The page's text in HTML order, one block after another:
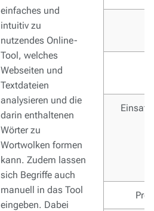
einfaches und
intuitiv zu
nutzendes Online-
Tool, welches
Webseiten und
Textdateien
analysieren und die
darin enthaltenen
Wörter zu
Wortwolken formen
kann. Zudem lassen
sich Begriffe auch
manuell in das Tool
eingeben. Dabei